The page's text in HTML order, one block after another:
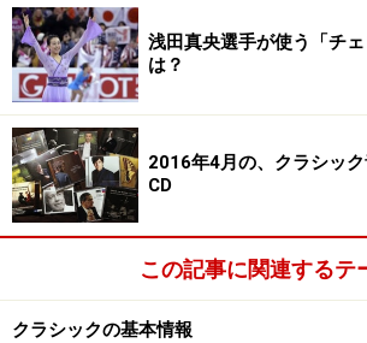
浅田真央選手が使う「チ
は？
2016年4月の、クラシッ
CD
この記事に関連するテ
クラシックの基本情報